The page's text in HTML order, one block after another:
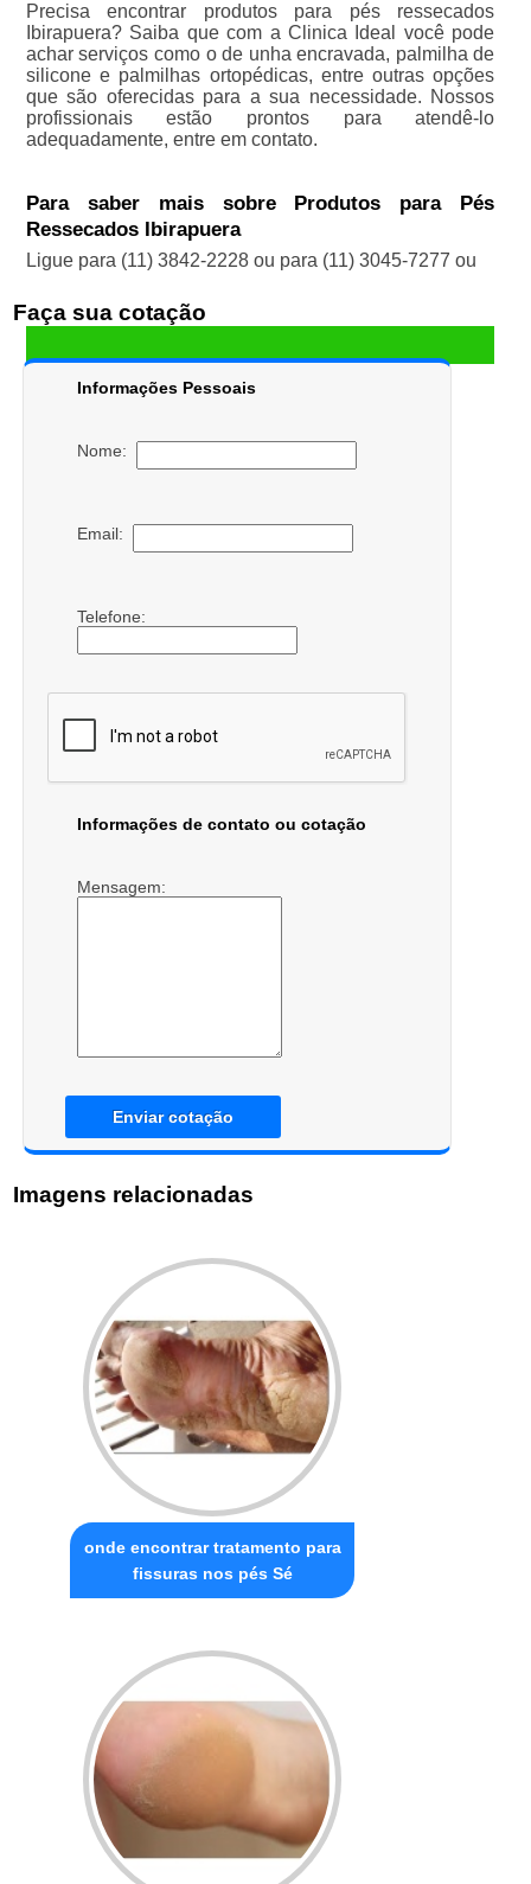
Precisa encontrar produtos para pés ressecados
Ibirapuera? Saiba que com a Clinica Ideal você pode
achar serviços como o de unha encravada, palmilha de
silicone e palmilhas ortopédicas, entre outras opções
que são oferecidas para a sua necessidade. Nossos
profissionais estão prontos para atendê-lo
adequadamente, entre em contato.
Para saber mais sobre Produtos para Pés
Ressecados Ibirapuera
Ligue para (11) 3842-2228ou para (11) 3045-7277 ou
Faça sua cotação
Informações Pessoais
Nome:
Email:
Telefone:
Informações de contato ou cotação
Mensagem:
Enviar cotação
Imagens relacionadas
onde encontrar tratamento para
fissuras nos pés Sé